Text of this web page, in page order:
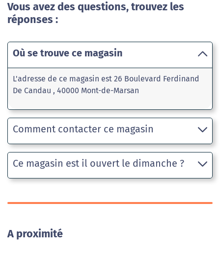
Vous avez des questions, trouvez les
réponses :
Où se trouve ce magasin
L'adresse de ce magasin est 26 Boulevard Ferdinand
De Candau , 40000 Mont-de-Marsan
Comment contacter ce magasin
Ce magasin est il ouvert le dimanche ?
A proximité